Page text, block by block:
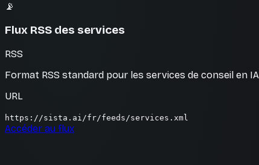
📡
Flux RSS des services
RSS
Format RSS standard pour les services de conseil en IA
URL
https://sista.ai/fr/feeds/services.xml
Accéder au flux